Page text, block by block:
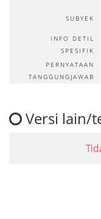
SUBYEK
INFO DETIL
SPESIFIK
PERNYATAAN
TANGGUNGJAWAB
Versi lain/